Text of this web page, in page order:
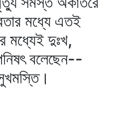
মধ্যে এতই
মধ্যেই দুঃখ,
বলেছেন--